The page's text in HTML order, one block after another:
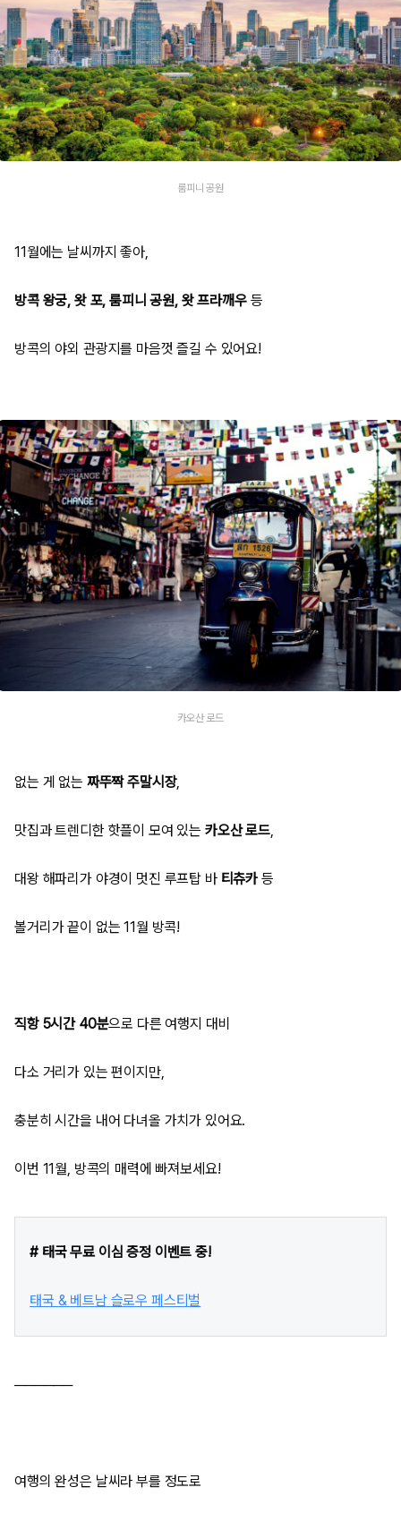
룸피니 공원
11월에는 날씨까지 좋아,
방콕 왕궁, 왓 포, 룸피니 공원, 왓 프라깨우등
방콕의 야외 관광지를 마음껏 즐길 수 있어요!
카오산 로드
없는 게 없는 짜뚜짝 주말시장,
맛집과 트렌디한 핫플이 모여 있는 카오산 로드
대왕 해파리가 야경이 멋진 루프탑 바티츄카 등
볼거리가 끝이 없는 11월 방콕!
직항 5시간 40분으로 다른 여행지 대비
다소 거리가 있는 편이지만,
충분히 시간을 내어 다녀올 가치가 있어요.
이번 11월, 방콕의 매력에 빠져보세요!
# 태국 무료 이심 증정 이벤트 중!
태국 & 베트남 슬로우 페스티벌
──────​
여행의 완성은 날씨라 부를 정도로